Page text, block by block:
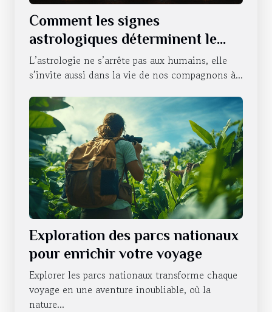
Comment les signes
astrologiques déterminent le
caractère de nos animaux
domestiques
L’astrologie ne s’arrête pas aux humains, elle
s’invite aussi dans la vie de nos compagnons à...
Exploration des parcs nationaux
pour enrichir votre voyage
Explorer les parcs nationaux transforme chaque
voyage en une aventure inoubliable, où la
nature...